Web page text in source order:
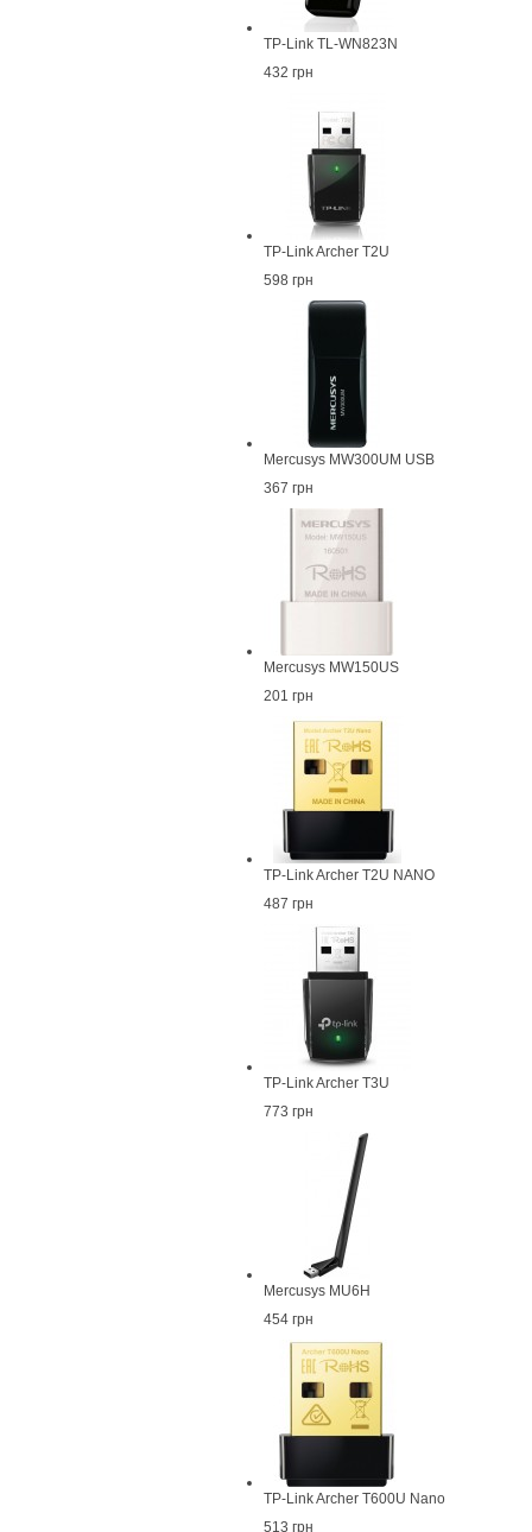
TP-Link TL-WN823N
432 грн
TP-Link Archer T2U
598 грн
Mercusys MW300UM USB
367 грн
Mercusys MW150US
201 грн
TP-Link Archer T2U NANO
487 грн
TP-Link Archer T3U
773 грн
Mercusys MU6H
454 грн
TP-Link Archer T600U Nano
513 грн